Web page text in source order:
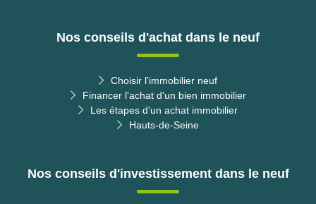
Nos conseils d'achat dans le neuf
Choisir l'immobilier neuf
Financer l'achat d'un bien immobilier
Les étapes d'un achat immobilier
Hauts-de-Seine
Nos conseils d'investissement dans le neuf